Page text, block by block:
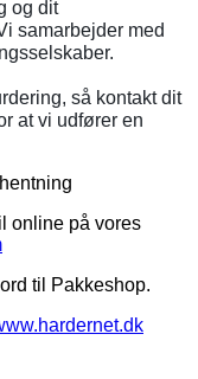
og dit
samarbejder med
så kontakt dit
at vi udfører en
online på vores
til Pakkeshop.